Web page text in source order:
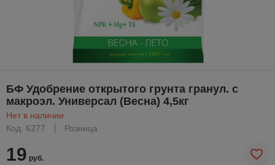
БФ Удобрение открытого грунта гранул. с
макроэл. Универсал (Весна) 4,5кг
Нет в наличии
Код: 6277
Розница
19 руб.